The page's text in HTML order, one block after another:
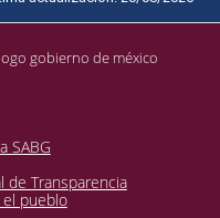
SABG
de Transparencia
el pueblo